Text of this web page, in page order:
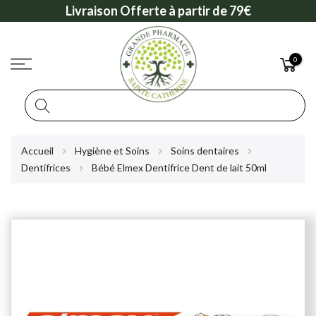
Livraison Offerte à partir de 79€
0
Accueil Hygiène et Soins
Soins dentaires
Dentifrices
Bébé Elmex Dentifrice Dent de lait 50ml